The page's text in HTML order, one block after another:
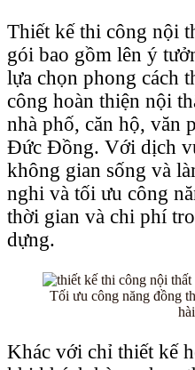
Thiết kế thi công nội
gói bao gồm lên ý
lựa chọn phong cách
công hoàn thiện nội
nhà phố, căn hộ,
Đức Đồng. Với dịch
không gian sống và
nghi và tối ưu công
thời gian và chi phí
dựng.
Tối ưu công năng đồng
Khác với chỉ thiết kế